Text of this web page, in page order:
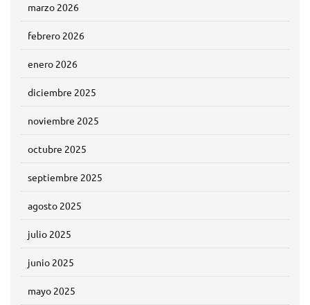
marzo 2026
febrero 2026
enero 2026
diciembre 2025
noviembre 2025
octubre 2025
septiembre 2025
agosto 2025
julio 2025
junio 2025
mayo 2025